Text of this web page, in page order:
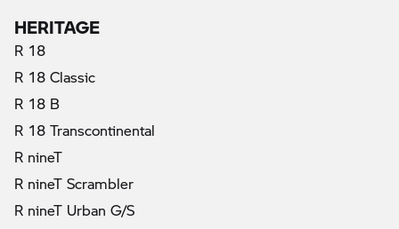
HERITAGE
R 18
R 18 Classic
R 18 B
R 18 Transcontinental
R nineT
R nineT Scrambler
R nineT Urban G/S